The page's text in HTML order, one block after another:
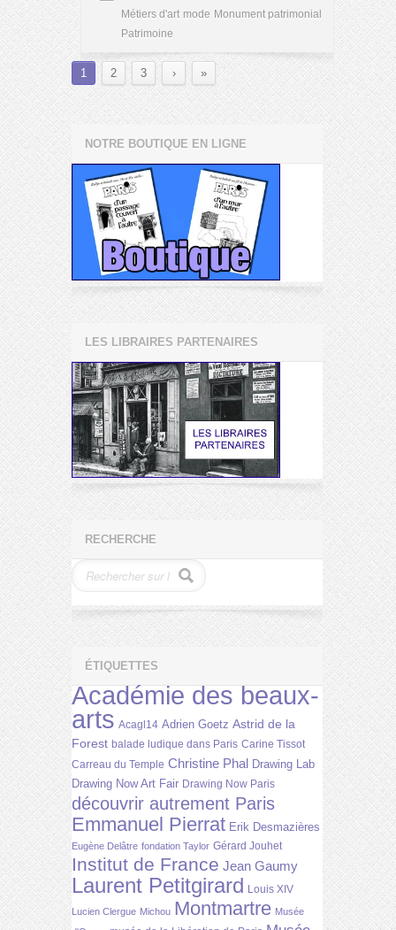
Métiers d'art mode Monument patrimonial
Patrimoine
1 2 3 › »
NOTRE BOUTIQUE EN LIGNE
LES LIBRAIRES PARTENAIRES
RECHERCHE
ÉTIQUETTES
Académie des beaux-
arts Acagl14 Adrien Goetz Astrid de la
Forest balade ludique dans Paris Carine Tissot
Carreau du Temple Christine Phal Drawing Lab
Drawing Now Art Fair Drawing Now Paris
découvrir autrement Paris
Emmanuel Pierrat Erik Desmazières
Eugène Delâtre fondation Taylor Gérard Jouhet
Institut de France Jean Gaumy
Laurent Petitgirard Louis XIV
Lucien Clergue Michou Montmartre Musée